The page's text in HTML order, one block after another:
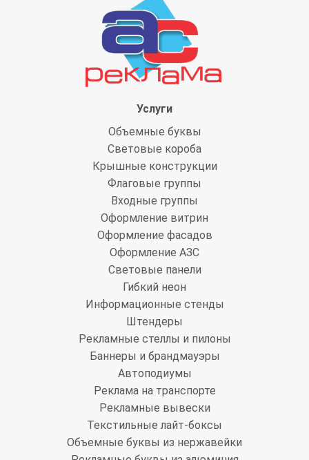
Услуги
Объемные буквы
Световые короба
Крышные конструкции
Флаговые группы
Входные группы
Оформление витрин
Оформление фасадов
Оформление АЗС
Световые панели
Гибкий неон
Информационные стенды
Штендеры
Рекламные стеллы и пилоны
Баннеры и брандмауэры
Автоподиумы
Реклама на транспорте
Рекламные вывески
Текстильные лайт-боксы
Объемные буквы из нержавейки
Рекламные буквы из алюминия